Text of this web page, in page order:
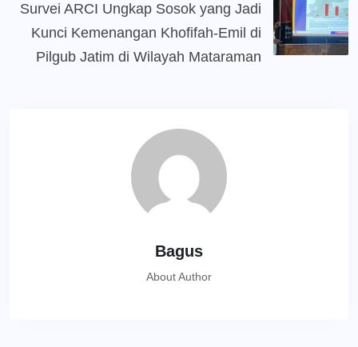
Survei ARCI Ungkap Sosok yang Jadi
Kunci Kemenangan Khofifah-Emil di
Pilgub Jatim di Wilayah Mataraman
Bagus
About Author